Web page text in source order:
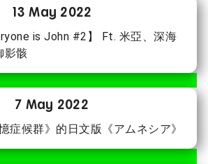
13 May 2022
is John #2】 Ft. 米亞、深海
影骸
7 May 2022
症候群》的日文版《アムネシア》